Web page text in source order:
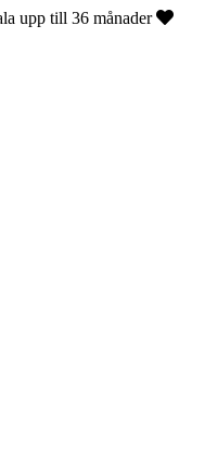
upp till 36 månader